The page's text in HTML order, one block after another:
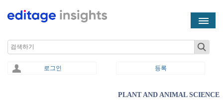
Search
로그인 등록
PLANT AND ANIMAL SCIENCE